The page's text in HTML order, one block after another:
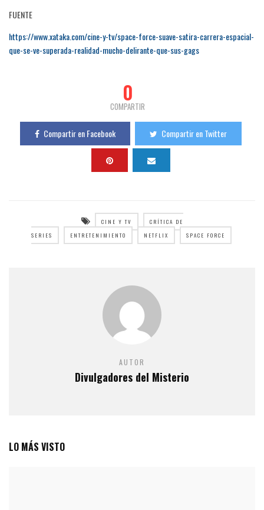
FUENTE
https://www.xataka.com/cine-y-tv/space-force-suave-satira-carrera-espacial-
que-se-ve-superada-realidad-mucho-delirante-que-sus-gags
0
COMPARTIR
Compartir en Facebook Compartir en Twitter
CINE Y TV
CRÍTICA DE
SERIES
ENTRETENIMIENTO NETFLIX SPACE FORCE
AUTOR
Divulgadores del Misterio
LO MÁS VISTO